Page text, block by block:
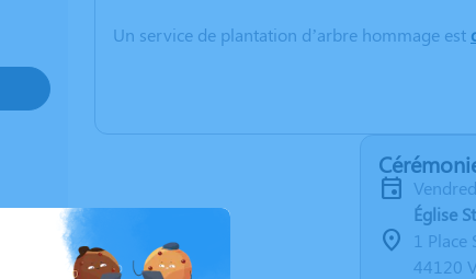
Un service de plantation d’arbre hommage est
Église
1 Place
44120